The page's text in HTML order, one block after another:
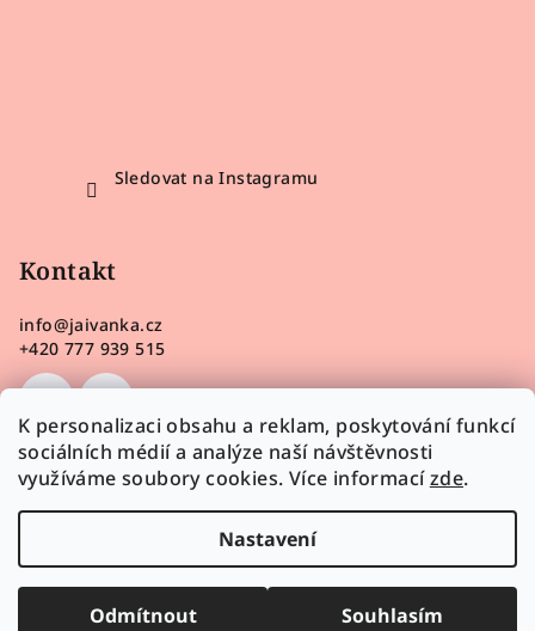
K personalizaci obsahu a reklam, poskytování funkcí
sociálních médií a analýze naší návštěvnosti
využíváme soubory cookies. Více informacízde.
Nastavení
Odmítnout Souhlasím
Sledovat na Instagramu
Kontakt
info@jaivanka.cz
+420 777 939 515